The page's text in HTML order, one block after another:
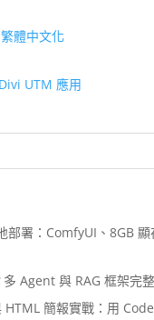
體中文化
UTM 應用
部署：ComfyUI、8GB
Agent 與 RAG 框架完
簡報實戰：用